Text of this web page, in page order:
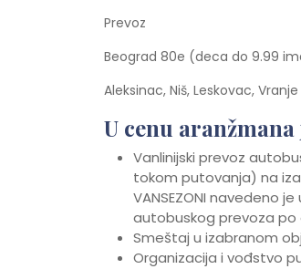
Prevoz
Beograd 80e (deca do 9.99
Aleksinac, Niš, Leskovac,
U cenu
Vanlinijski prevoz
tokom putovanja) na
VANSEZONI navedeno
autobuskog prevoza po
Smeštaj u izabranom
Organizacija i vođstvo